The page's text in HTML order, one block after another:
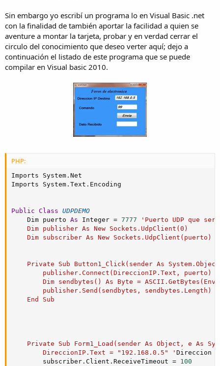
Sin embargo yo escribí un programa lo en Visual Basic .net
con la finalidad de también aportar la facilidad a quien se
aventure a montar la tarjeta, probar y en verdad cerrar el
circulo del conocimiento que deseo verter aquí; dejo a
continuación el listado de este programa que se puede
compilar en Visual basic 2010.
PHP:
Imports System . Net
Imports System . Text . Encoding
Public Class UDPDEMO
    Dim puerto
As Integer = 7777
'Puerto UDP que
    Dim publisher As New Sockets.UdpClient(0)
    Dim subscriber As New Sockets.UdpClient(puerto)
Private Sub Button1_Click(sender As
        publisher.Connect(DireccionIP.Text, puerto)
Dim sendbytes() As Byte =
        publisher.Send(sendbytes, sendbytes.Length)
    End Sub
Private Sub Form1_Load(sender As Object, e As
        DireccionIP.Text = "192.168.0.5" '
Direccion
        subscriber
. Client . ReceiveTimeout = 100